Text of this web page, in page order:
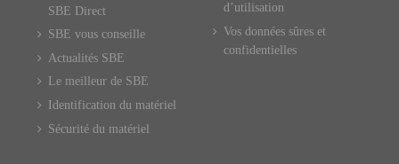
SBE Direct
SBE vous conseille
Actualités SBE
Le meilleur de SBE
Identification du matériel
Sécurité du matériel
d’utilisation
Vos données sûres et
confidentielles